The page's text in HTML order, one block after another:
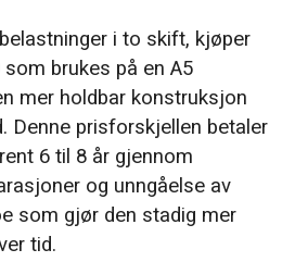
i to skift, kjøper
brukes på en A5
mer holdbar konstruksjon
Denne prisforskjellen betaler
6 til 8 år gjennom
og unngåelse av
som gjør den stadig mer
tid.